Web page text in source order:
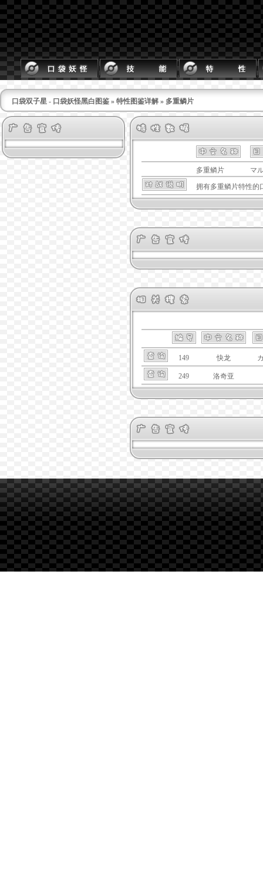
口袋双子星 - 口袋妖怪黑白图鉴 » 特性图鉴详解 » 多重鳞片
多重鳞片
マ
拥有多重鳞片特性的
149 快龙
249 洛奇亚